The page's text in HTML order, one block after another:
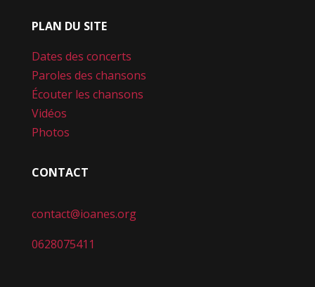
PLAN DU SITE
Dates des concerts
Paroles des chansons
Écouter les chansons
Vidéos
Photos
CONTACT
contact@ioanes.org
0628075411